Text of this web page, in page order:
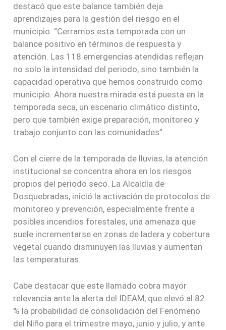
destacó que este balance también deja
aprendizajes para la gestión del riesgo en el
municipio: “Cerramos esta temporada con un
balance positivo en términos de respuesta y
atención. Las 118 emergencias atendidas reflejan
no solo la intensidad del periodo, sino también la
capacidad operativa que hemos construido como
municipio. Ahora nuestra mirada está puesta en la
temporada seca, un escenario climático distinto,
pero que también exige preparación, monitoreo y
trabajo conjunto con las comunidades”.
Con el cierre de la temporada de lluvias, la atención
institucional se concentra ahora en los riesgos
propios del periodo seco. La Alcaldía de
Dosquebradas, inició la activación de protocolos de
monitoreo y prevención, especialmente frente a
posibles incendios forestales, una amenaza que
suele incrementarse en zonas de ladera y cobertura
vegetal cuando disminuyen las lluvias y aumentan
las temperaturas.
Cabe destacar que este llamado cobra mayor
relevancia ante la alerta del IDEAM, que elevó al 82
% la probabilidad de consolidación del Fenómeno
del Niño para el trimestre mayo, junio y julio, y ante